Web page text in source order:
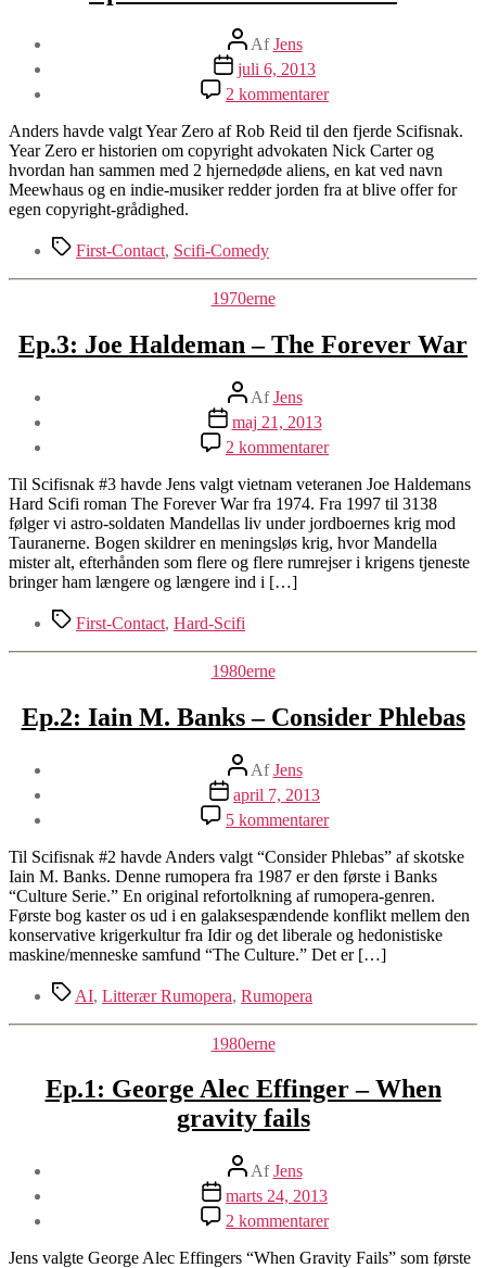
Indlægsforfatter
AfJens
Indlægsdato
juli 6, 2013
2 kommentarertil
Ep.4:
Rob
Reid
–
Year
Anders havde valgt Year Zero af Rob Reid til den fjerde Scifisnak.
Year Zero er historien om copyright advokaten Nick Carter og
hvordan han sammen med 2 hjernedøde aliens, en kat ved navn
Meewhaus og en indie-musiker redder jorden fra at blive offer for
egen copyright-grådighed.
TagsFirst-Contact, Scifi-Comedy
Kategorier
1970erne
Ep.3: Joe Haldeman – The Forever War
Indlægsforfatter
AfJens
Indlægsdato
maj 21, 2013
2 kommentarertil
Ep.3:
Joe
Haldeman
–
The
Forever
War
Til Scifisnak #3 havde Jens valgt vietnam veteranen Joe Haldemans
Hard Scifi roman The Forever War fra 1974. Fra 1997 til 3138
følger vi astro-soldaten Mandellas liv under jordboernes krig mod
Tauranerne. Bogen skildrer en meningsløs krig, hvor Mandella
mister alt, efterhånden som flere og flere rumrejser i krigens tjeneste
bringer ham længere og længere ind i […]
TagsFirst-Contact, Hard-Scifi
Kategorier
1980erne
Ep.2: Iain M. Banks – Consider Phlebas
Indlægsforfatter
AfJens
Indlægsdato
april 7, 2013
5 kommentarertil
Ep.2:
Iain
M.
Banks
–
Consider
Phlebas
Til Scifisnak #2 havde Anders valgt “Consider Phlebas” af skotske
Iain M. Banks. Denne rumopera fra 1987 er den første i Banks
“Culture Serie.” En original refortolkning af rumopera-genren.
Første bog kaster os ud i en galaksespændende konflikt mellem den
konservative krigerkultur fra Idir og det liberale og hedonistiske
maskine/menneske samfund “The Culture.” Det er […]
TagsAI, Litterær Rumopera, Rumopera
Kategorier
1980erne
Ep.1: George Alec Effinger – When
gravity fails
Indlægsforfatter
AfJens
Indlægsdato
marts 24, 2013
2 kommentarertil
Ep.1:
George
Jens valgte George Alec Effingers “When Gravity Fails” som første